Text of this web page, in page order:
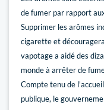
de fumer par rapport
Supprimer les arômes
cigarette et
vapotage a aidé des
monde à arrêter de
Compte tenu de
publique, le